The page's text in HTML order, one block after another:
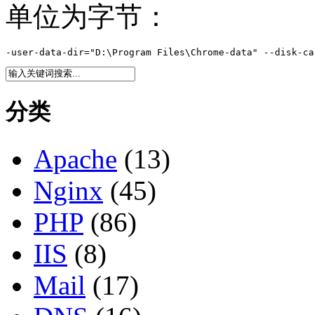
单位为字节：
-user-data-dir="D:\Program Files\Chrome-data" --disk-
分类
Apache (13)
Nginx (45)
PHP (86)
IIS (8)
Mail (17)